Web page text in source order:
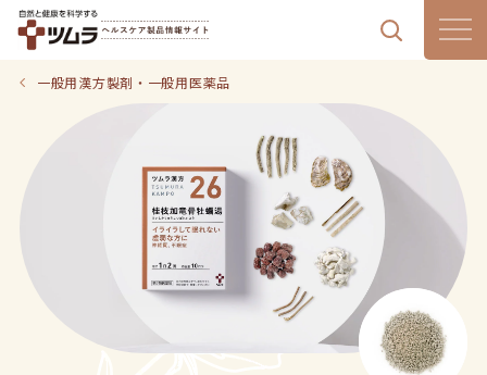
製品情報
漢方のある暮らし
はじめての漢方
気血水チェック
一般用漢方製剤・一般用医薬品